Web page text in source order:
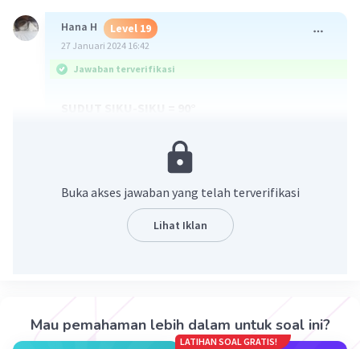
Hana H Level 19
27 Januari 2024 16:42
Jawaban terverifikasi
90° - 60° = 2x
2x = 90° - 60°
Beri Rating·0.0(0) Balas
Buka akses jawaban yang telah terverifikasi
Lihat Iklan
Mau pemahaman lebih dalam untuk soal ini?
LATIHAN SOAL GRATIS!